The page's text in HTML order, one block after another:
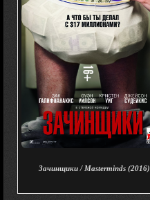
Зачинщики / Masterminds (2016)